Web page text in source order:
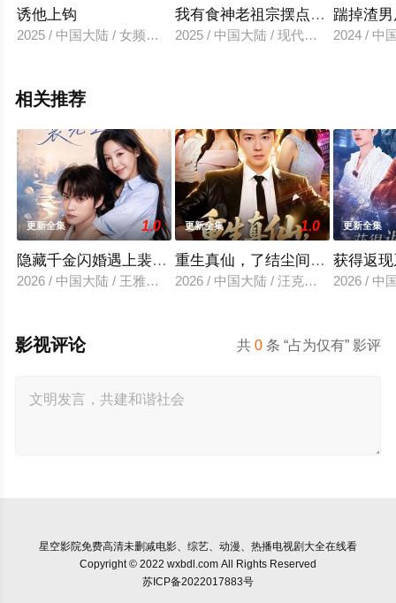
诱他上钩
2025 / 中国大陆 / 女频恋爱
我有食神老祖宗摆点地摊怎么了
2025 / 中国大陆 / 现代都市
踹掉渣
2024 / 中
相关推荐
更新全集 1.0
隐藏千金闪婚遇上裴先生
2026 / 中国大陆 / 王雅清＆朱城玮
更新全集 1.0
重生真仙，了结尘间恩怨
2026 / 中国大陆 / 汪克强＆田诗园
更新全集
获得返
2026 / 中
共0 条 “占为仅有” 影评
影视评论
星空影院免费高清未删减电影、综艺、动漫、热播电视剧大全在线看
Copyright © 2022 wxbdl.com All Rights Reserved
苏ICP备2022017883号